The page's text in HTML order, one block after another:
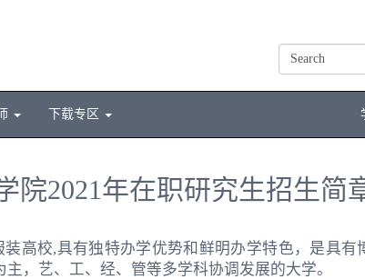
下载专区
院2021年在职研究生招生简
高校,具有独特办学优势和鲜明办学特色，是具有
，艺、工、经、管等多学科协调发展的大学。